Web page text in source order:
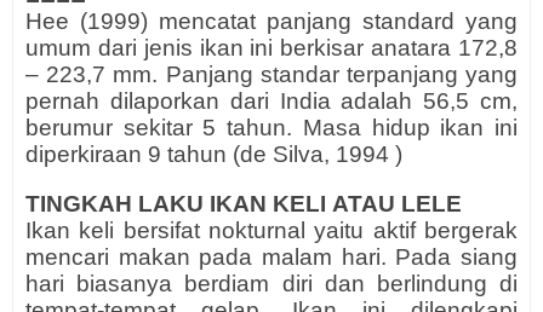
Hee (1999) mencatat panjang standard yang
umum dari jenis ikan ini berkisar anatara 172,8
– 223,7 mm. Panjang standar terpanjang yang
pernah dilaporkan dari India adalah 56,5 cm,
berumur sekitar 5 tahun. Masa hidup ikan ini
diperkiraan 9 tahun (de Silva, 1994 )
TINGKAH LAKU IKAN KELI ATAU LELE
Ikan keli bersifat nokturnal yaitu aktif bergerak
mencari makan pada malam hari. Pada siang
hari biasanya berdiam diri dan berlindung di